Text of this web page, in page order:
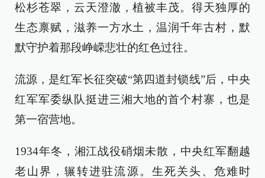
松杉苍翠，云天澄澈，植被丰茂。得天独厚的
生态禀赋，滋养一方水土，温润千年古村，默
默守护着那段峥嵘悲壮的红色过往。
流源，是红军长征突破“第四道封锁线”后，中央
红军军委纵队挺进三湘大地的首个村寨，也是
第一宿营地。
1934年冬，湘江战役硝烟未散，中央红军翻越
老山界，辗转进驻流源。生死关头、危难时